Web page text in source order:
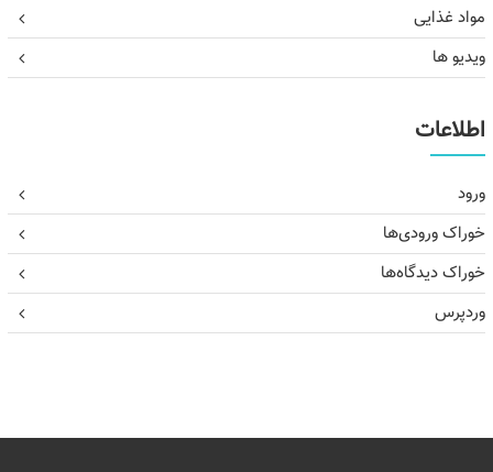
مواد غذایی
ویدیو ها
اطلاعات
ورود
خوراک ورودی‌ها
خوراک دیدگاه‌ها
وردپرس